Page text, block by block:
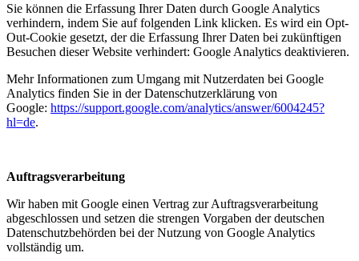
Sie können die Erfassung Ihrer Daten durch Google Analytics
verhindern, indem Sie auf folgenden Link klicken. Es wird ein Opt-
Out-Cookie gesetzt, der die Erfassung Ihrer Daten bei zukünftigen
Besuchen dieser Website verhindert: Google Analytics deaktivieren.
Mehr Informationen zum Umgang mit Nutzerdaten bei Google
Analytics finden Sie in der Datenschutzerklärung von
Google: https://support.google.com/analytics/answer/6004245?
hl=de.
Auftragsverarbeitung
Wir haben mit Google einen Vertrag zur Auftragsverarbeitung
abgeschlossen und setzen die strengen Vorgaben der deutschen
Datenschutzbehörden bei der Nutzung von Google Analytics
vollständig um.